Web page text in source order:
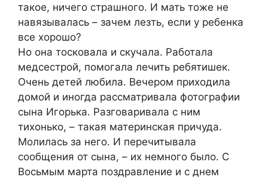
такое, ничего страшного. И мать тоже не
навязывалась – зачем лезть, если у ребенка
все хорошо?
Но она тосковала и скучала. Работала
медсестрой, помогала лечить ребятишек.
Очень детей любила. Вечером приходила
домой и иногда рассматривала фотографии
сына Игорька. Разговаривала с ним
тихонько, – такая материнская причуда.
Молилась за него. И перечитывала
сообщения от сына, – их немного было. С
Восьмым марта поздравление и с днем